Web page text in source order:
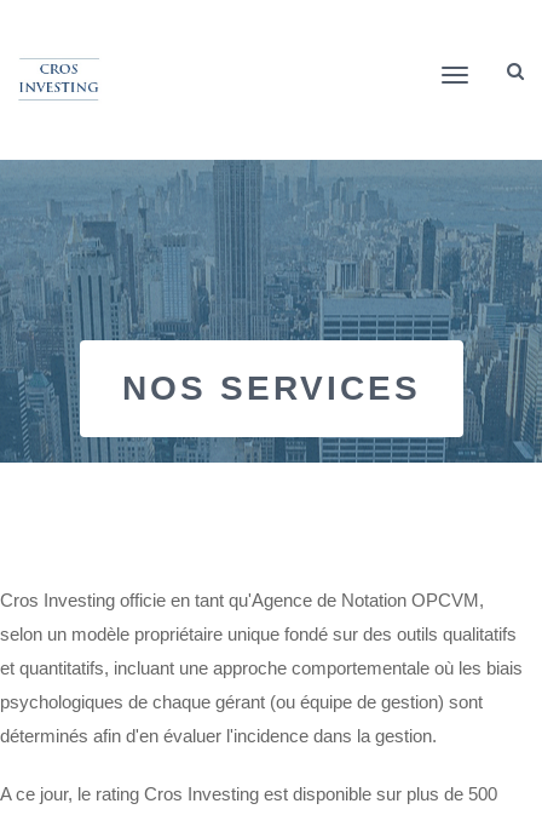
Toggle
NOS SERVICES
Cros Investing officie en tant qu'Agence de Notation OPCVM,
selon un modèle propriétaire unique fondé sur des outils qualitatifs
et quantitatifs, incluant une approche comportementale où les biais
psychologiques de chaque gérant (ou équipe de gestion) sont
déterminés afin d'en évaluer l'incidence dans la gestion.
A ce jour, le rating Cros Investing est disponible sur plus de 500